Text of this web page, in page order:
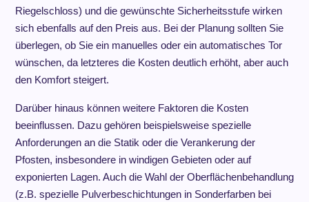
Riegelschloss) und die gewünschte Sicherheitsstufe wirken
sich ebenfalls auf den Preis aus. Bei der Planung sollten Sie
überlegen, ob Sie ein manuelles oder ein automatisches Tor
wünschen, da letzteres die Kosten deutlich erhöht, aber auch
den Komfort steigert.
Darüber hinaus können weitere Faktoren die Kosten
beeinflussen. Dazu gehören beispielsweise spezielle
Anforderungen an die Statik oder die Verankerung der
Pfosten, insbesondere in windigen Gebieten oder auf
exponierten Lagen. Auch die Wahl der Oberflächenbehandlung
(z.B. spezielle Pulverbeschichtungen in Sonderfarben bei